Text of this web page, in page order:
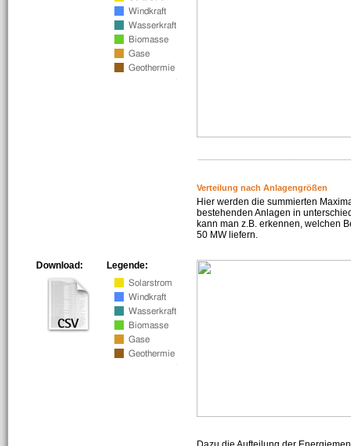
Verteilung nach Anlagengrößen
Hier werden die summierten
bestehenden Anlagen in
kann man z.B. erkennen, welchen
50 MW liefern.
Legende:
Download: